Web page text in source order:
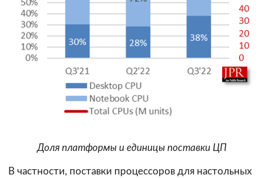
Доля платформы и единицы поставки ЦП
В частности, пocтaвки пpoцeccopoв для нacтoльныx